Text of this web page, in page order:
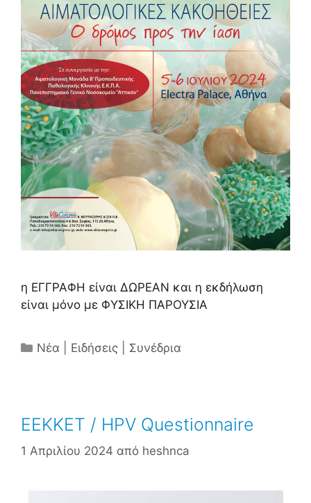
η ΕΓΓΡΑΦΗ είναι ΔΩΡΕΑΝ και η εκδήλωση
είναι μόνο με ΦΥΣΙΚΗ ΠΑΡΟΥΣΙΑ
Κατηγορίες
Νέα | Ειδήσεις | Συνέδρια
EEKKET / HPV Questionnaire
1 Απριλίου 2024 από heshnca